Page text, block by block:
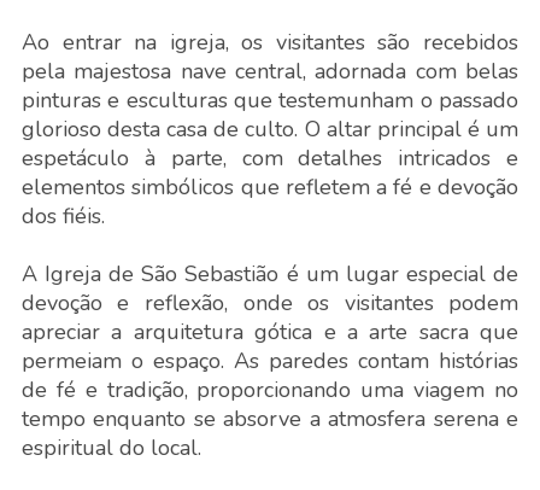
Ao entrar na igreja, os visitantes são recebidos
pela majestosa nave central, adornada com belas
pinturas e esculturas que testemunham o passado
glorioso desta casa de culto. O altar principal é um
espetáculo à parte, com detalhes intricados e
elementos simbólicos que refletem a fé e devoção
dos fiéis.
A Igreja de São Sebastião é um lugar especial de
devoção e reflexão, onde os visitantes podem
apreciar a arquitetura gótica e a arte sacra que
permeiam o espaço. As paredes contam histórias
de fé e tradição, proporcionando uma viagem no
tempo enquanto se absorve a atmosfera serena e
espiritual do local.